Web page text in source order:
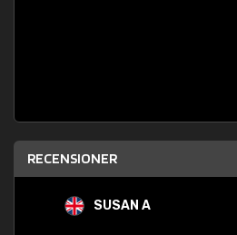
RECENSIONER
SUSAN A